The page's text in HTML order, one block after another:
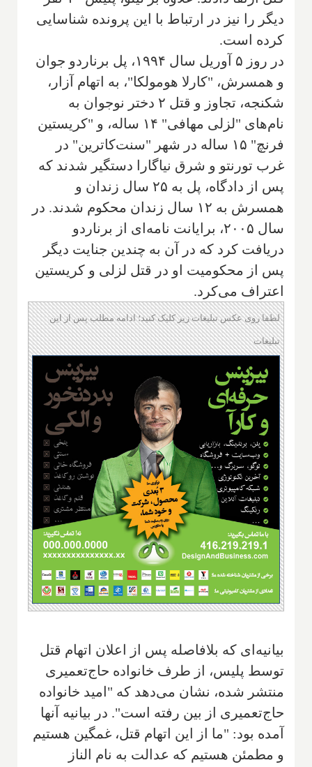
دیگر را نیز در ارتباط با این پرونده شناسایی
کرده است.
در روز ۵ آوریل سال ۱۹۹۴، پل برناردو جوان
و همسرش، "کارلا هومولکا"، به اتهام آزار،
شکنجه، تجاوز و قتل ۲ دختر نوجوان به
نام‌های "لزلی مهافی" ۱۴ ساله، و "کریستین
فرنچ" ۱۵ ساله در شهر "سنت‌کاترین" در
غرب تورنتو و شرق نیاگارا دستگیر شدند که
پس از دادگاه، پل به ۲۵ سال زندان و
همسرش به ۱۲ سال زندان محکوم شدند. در
سال ۲۰۰۵، برایانت نامه‌ای از برناردو
دریافت کرد که در آن به چندین جنایت دیگر
پس از محکومیت او در قتل لزلی و کریستین
اعتراف می‌کرد.
لطفا روی عکس تبلیغات زیر کلیک کنید؛ ادامه مطلب پس از این
تبلیغات
بیانیه‌ای که بلافاصله پس از اعلان اتهام قتل
توسط پلیس، از طرف خانواده حاج‌تعمیری
منتشر شده، نشان می‌دهد که "امید خانواده
حاج‌تعمیری از بین رفته است". در بیانیه آنها
آمده بود: "ما از این اتهام قتل، غمگین هستیم
و مطمئن هستیم که عدالت به نام الناز